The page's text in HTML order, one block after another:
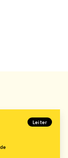
Leiter